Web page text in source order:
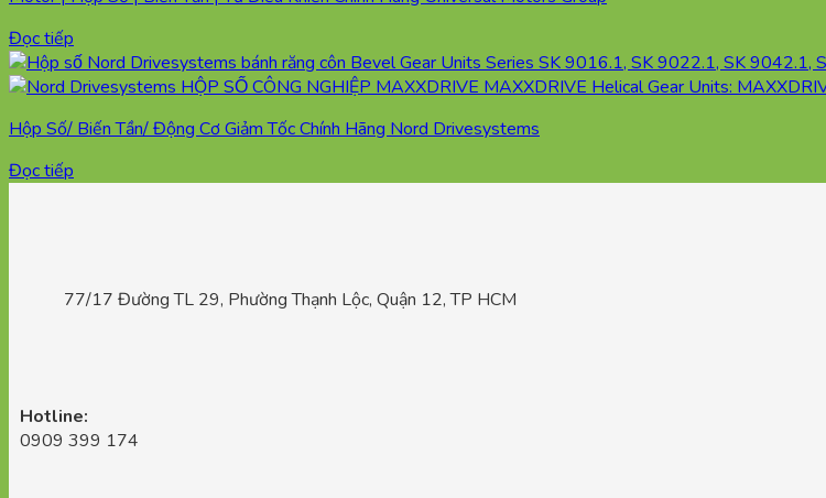
Đọc tiếp
Hộp Số/ Biến Tần/ Động Cơ Giảm Tốc Chính Hãng Nord Drivesystems
Đọc tiếp
77/17 Đường TL 29, Phường Thạnh Lộc, Quận 12, TP HCM
Hotline:
0909 399 174